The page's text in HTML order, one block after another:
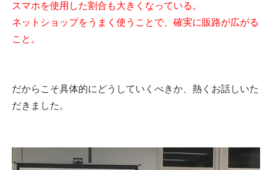
スマホを使用した割合も大きくなっている。
ネットショップをうまく使うことで、確実に販路が広がる
こと。
だからこそ具体的にどうしていくべきか、熱くお話しいた
だきました。